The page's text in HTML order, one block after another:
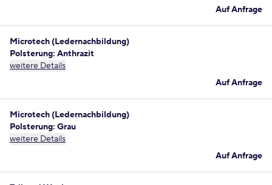
Auf Anfrage
Microtech (Ledernachbildung)
Polsterung: Anthrazit
weitere Details
Auf Anfrage
Microtech (Ledernachbildung)
Polsterung: Grau
weitere Details
Auf Anfrage